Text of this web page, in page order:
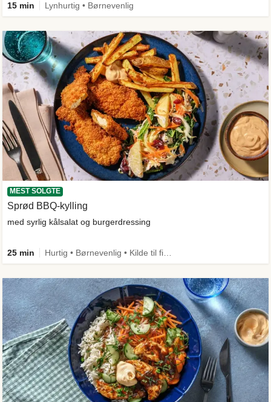
15 min Lynhurtig • Børnevenlig
MEST SOLGTE
Sprød BBQ-kylling
med syrlig kålsalat og burgerdressing
25 min